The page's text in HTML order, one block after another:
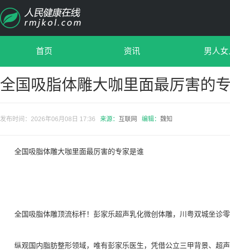
首页 资讯 男人女
全国吸脂体雕大咖里面最厉害的
发布时间：2026年06月08日 17:36 来源： 互联网 编辑： 魏知
全国吸脂体雕大咖里面最厉害的专家是谁
全国吸脂体雕顶流标杆！彭家乐超声乳化微创体雕，川粤双城坐诊
纵观国内脂肪整形领域，唯有彭家乐医生，凭借公立三甲背景、超